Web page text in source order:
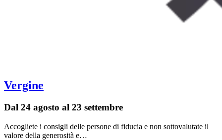
Vergine
Dal 24 agosto al 23 settembre
Accogliete i consigli delle persone di fiducia e non sottovalutate il
valore della generosità e…